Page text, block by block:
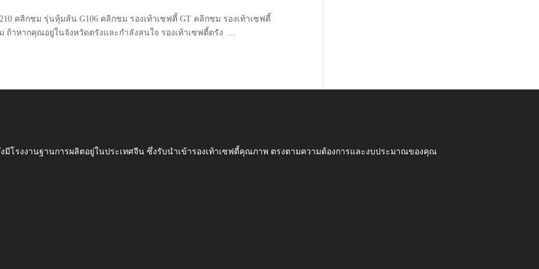
คลิกชม รุ่นหุ้มส้น G106 คลิกชม รองเท้าเซฟตี้ GT คลิกชม รองเท้าเซฟตี้
ถ้าหากคุณอยู่ในจังหวัดตรังและกำลังสนใจ รองเท้าเซฟตี้ตรัง ...
มีโรงงานฐานการผลิตอยู่ในประเทศจีน ซึ่งรับนำเข้ารองเท้าเซฟตี้คุณภาพ ตรงตามความต้องการและงบประมาณของคุณ